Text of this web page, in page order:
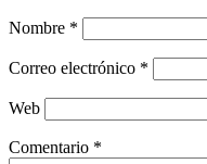
Nombre *
Correo electrónico *
Web
Comentario *